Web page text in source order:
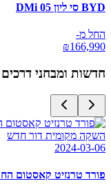
BYD סי ליון 05 DMi
החל מ-
₪166,990
חדשות ומבחני
השקה מקומית דור חדש
2024-03-06
פורד טרנזיט קאסטום החדשה 2024: מחיר החל מ-